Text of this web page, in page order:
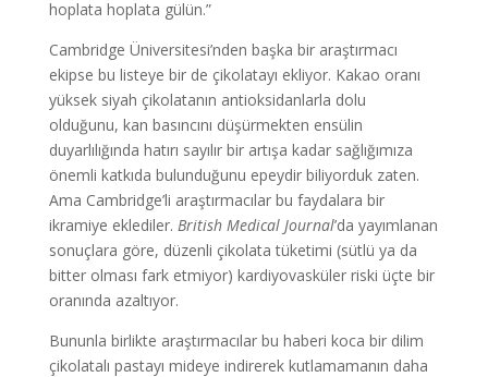
hoplata hoplata gülün.”
Cambridge Üniversitesi’nden başka bir araştırmacı
ekipse bu listeye bir de çikolatayı ekliyor. Kakao oranı
yüksek siyah çikolatanın antioksidanlarla dolu
olduğunu, kan basıncını düşürmekten ensülin
duyarlılığında hatırı sayılır bir artışa kadar sağlığımıza
önemli katkıda bulunduğunu epeydir biliyorduk zaten.
Ama Cambridge’li araştırmacılar bu faydalara bir
ikramiye eklediler. British Medical Journal’da yayımlanan
sonuçlara göre, düzenli çikolata tüketimi (sütlü ya da
bitter olması fark etmiyor) kardiyovasküler riski üçte bir
oranında azaltıyor.
Bununla birlikte araştırmacılar bu haberi koca bir dilim
çikolatalı pastayı mideye indirerek kutlamamanın daha